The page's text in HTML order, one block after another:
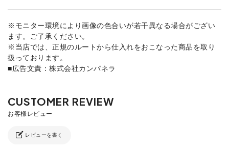
※モニター環境により画像の色合いが若干異なる場合がござい
ます。ご了承ください。
※当店では、正規のルートから仕入れをおこなった商品を取り
扱っております。
■広告文責：株式会社カンパネラ
レビューを書く